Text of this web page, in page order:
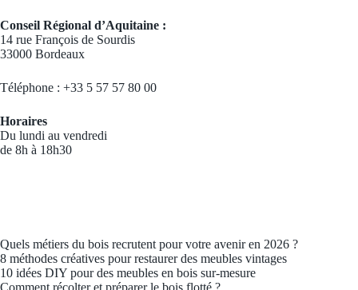
Conseil Régional d’Aquitaine :
14 rue François de Sourdis
33000 Bordeaux
Téléphone : +33 5 57 57 80 00
Horaires
Du lundi au vendredi
de 8h à 18h30
Quels métiers du bois recrutent pour votre avenir en 2026 ?
8 méthodes créatives pour restaurer des meubles vintages
10 idées DIY pour des meubles en bois sur-mesure